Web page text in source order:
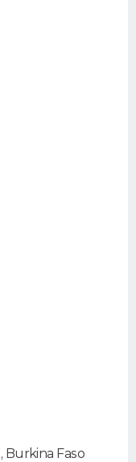
, Burkina Faso